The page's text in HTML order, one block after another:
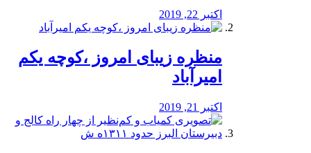
اکتبر 22, 2019
منظره‌‌ زیبای امروز ،کوچه یکم
امیرآباد
اکتبر 21, 2019